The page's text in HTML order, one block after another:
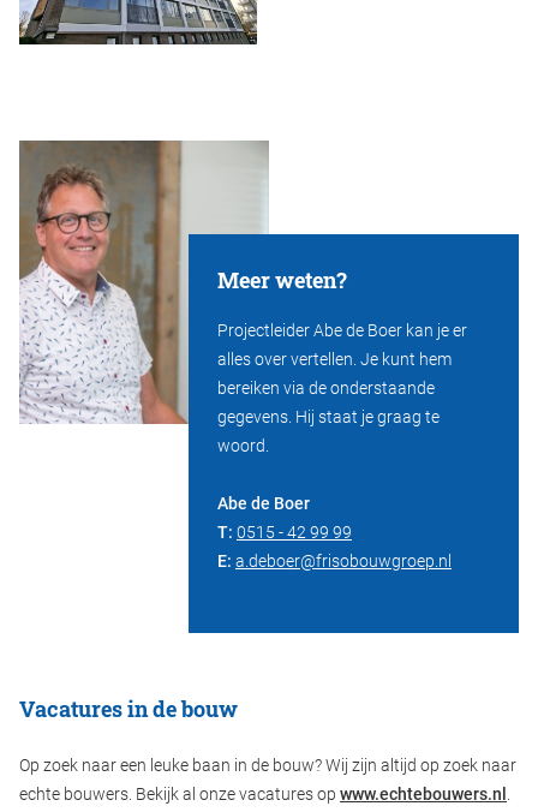
Meer weten?
Projectleider Abe de Boer kan je er
alles over vertellen. Je kunt hem
bereiken via de onderstaande
gegevens. Hij staat je graag te
woord.
Abe de Boer
T: 0515 - 42 99 99
E: a.deboer@frisobouwgroep.nl
Vacatures in de bouw
Op zoek naar een leuke baan in de bouw? Wij zijn altijd op zoek naar
echte bouwers. Bekijk al onze vacatures op www.echtebouwers.nl